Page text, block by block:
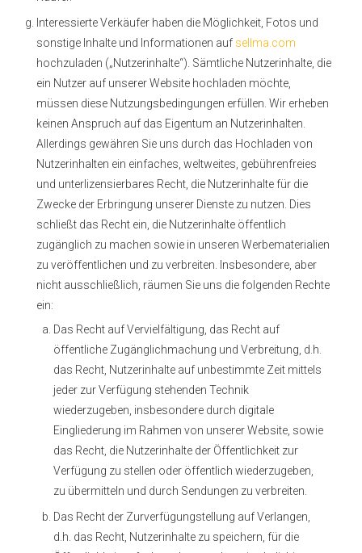
Interessierte Verkäufer haben die Möglichkeit, Fotos und
sonstige Inhalte und Informationen auf sellma.com
hochzuladen („Nutzerinhalte“). Sämtliche Nutzerinhalte, die
ein Nutzer auf unserer Website hochladen möchte,
müssen diese Nutzungsbedingungen erfüllen. Wir erheben
keinen Anspruch auf das Eigentum an Nutzerinhalten.
Allerdings gewähren Sie uns durch das Hochladen von
Nutzerinhalten ein einfaches, weltweites, gebührenfreies
und unterlizensierbares Recht, die Nutzerinhalte für die
Zwecke der Erbringung unserer Dienste zu nutzen. Dies
schließt das Recht ein, die Nutzerinhalte öffentlich
zugänglich zu machen sowie in unseren Werbematerialien
zu veröffentlichen und zu verbreiten. Insbesondere, aber
nicht ausschließlich, räumen Sie uns die folgenden Rechte
ein:
Das Recht auf Vervielfältigung, das Recht auf
öffentliche Zugänglichmachung und Verbreitung, d.h.
das Recht, Nutzerinhalte auf unbestimmte Zeit mittels
jeder zur Verfügung stehenden Technik
wiederzugeben, insbesondere durch digitale
Eingliederung im Rahmen von unserer Website, sowie
das Recht, die Nutzerinhalte der Öffentlichkeit zur
Verfügung zu stellen oder öffentlich wiederzugeben,
zu übermitteln und durch Sendungen zu verbreiten.
Das Recht der Zurverfügungstellung auf Verlangen,
d.h. das Recht, Nutzerinhalte zu speichern, für die